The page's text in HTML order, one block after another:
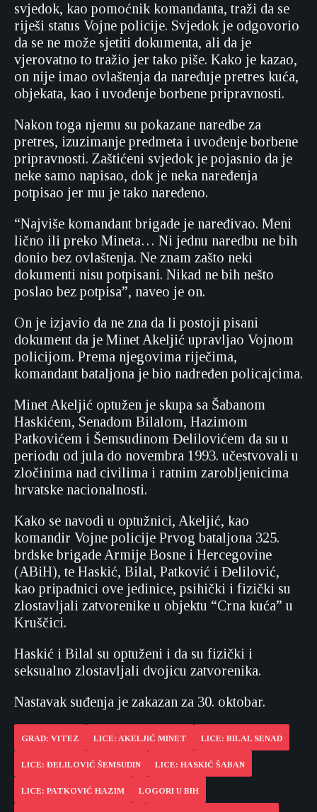
svjedok, kao pomoćnik komandanta, traži da se
riješi status Vojne policije. Svjedok je odgovorio
da se ne može sjetiti dokumenta, ali da je
vjerovatno to tražio jer tako piše. Kako je kazao,
on nije imao ovlaštenja da naređuje pretres kuća,
objekata, kao i uvođenje borbene pripravnosti.
Nakon toga njemu su pokazane naredbe za
pretres, izuzimanje predmeta i uvođenje borbene
pripravnosti. Zaštićeni svjedok je pojasnio da je
neke samo napisao, dok je neka naređenja
potpisao jer mu je tako naređeno.
“Najviše komandant brigade je naređivao. Meni
lično ili preko Mineta… Ni jednu naredbu ne bih
donio bez ovlaštenja. Ne znam zašto neki
dokumenti nisu potpisani. Nikad ne bih nešto
poslao bez potpisa”, naveo je on.
On je izjavio da ne zna da li postoji pisani
dokument da je Minet Akeljić upravljao Vojnom
policijom. Prema njegovima riječima,
komandant bataljona je bio nadređen policajcima.
Minet Akeljić optužen je skupa sa Šabanom
Haskićem, Senadom Bilalom, Hazimom
Patkovićem i Šemsudinom Đelilovićem da su u
periodu od jula do novembra 1993. učestvovali u
zločinima nad civilima i ratnim zarobljenicima
hrvatske nacionalnosti.
Kako se navodi u optužnici, Akeljić, kao
komandir Vojne policije Prvog bataljona 325.
brdske brigade Armije Bosne i Hercegovine
(ABiH), te Haskić, Bilal, Patković i Đelilović,
kao pripadnici ove jedinice, psihički i fizički su
zlostavljali zatvorenike u objektu “Crna kuća” u
Kruščici.
Haskić i Bilal su optuženi i da su fizički i
seksualno zlostavljali dvojicu zatvorenika.
Nastavak suđenja je zakazan za 30. oktobar.
GRAD: VITEZ LICE: AKELJIĆ MINET LICE: BILAL SENAD
LICE: ĐELILOVIĆ ŠEMSUDIN LICE: HASKIĆ ŠABAN
LICE: PATKOVIĆ HAZIM LOGORI U BIH